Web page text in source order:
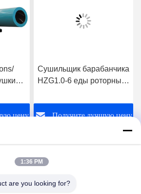
Сушильщик барабанчика
HZG1.0-6 еды роторных
7r/min промышленный
Получите лучшую цену
Drying Equipment
1:36 PM
are you looking for?